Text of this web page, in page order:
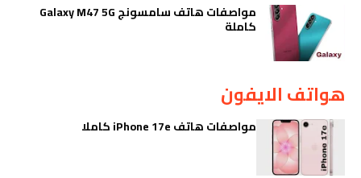
مواصفات هاتف سامسونج Galaxy M47 5G
كاملة
هواتف الايفون
مواصفات هاتف iPhone 17e كاملا